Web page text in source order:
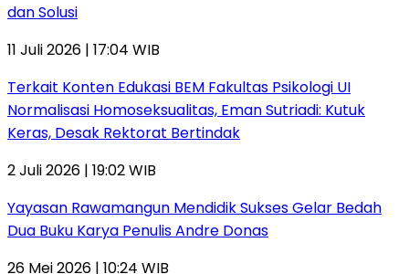
dan Solusi
11 Juli 2026 | 17:04 WIB
Terkait Konten Edukasi BEM Fakultas Psikologi UI
Normalisasi Homoseksualitas, Eman Sutriadi: Kutuk
Keras, Desak Rektorat Bertindak
2 Juli 2026 | 19:02 WIB
Yayasan Rawamangun Mendidik Sukses Gelar Bedah
Dua Buku Karya Penulis Andre Donas
26 Mei 2026 | 10:24 WIB